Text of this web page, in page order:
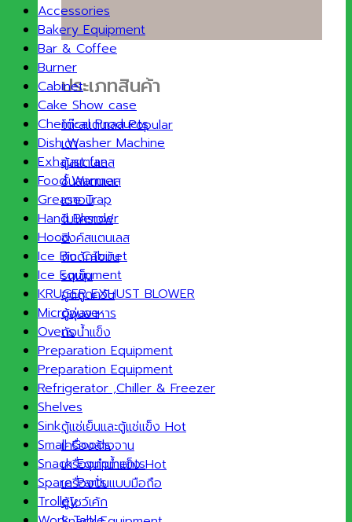
ประเภทสินค้า
โต๊ะสแตนเลส
เตา
ตู้สแตนเลส
ชั้นสแตนเลส
เตาอบ
ไมโครเวฟ
ซิงค์สแตนเลส
ถังดักไขมัน
รถเข็น
ฮูดดูดควัน
ตู้อุ่นอาหาร
ถังน้ำแข็ง
ตู้แช่เย็นและตู้แช่แข็ง
เครื่องล้างจาน
เครื่องทำน้ำแข็ง
เครื่องปั่นแบบมือถือ
ตู้โชว์เค้ก
Accessories
Bakery Equipment
Bar & Coffee
Burner
Cabinet
Cake Show case
Chemical Products
Dish Washer Machine
Exhaust fan
Food Warmer
Grease Trap
Hand Blender
Hood
Ice Bin Cabinet
Ice Equipment
KRUGER EXHUST BLOWER
Microwave
Ovens
Preparation Equipment
Preparation Equipment
Refrigerator ,Chiller & Freezer
Shelves
Sink
Small Goods
Snack Equipments
Spare Parts
Trolley